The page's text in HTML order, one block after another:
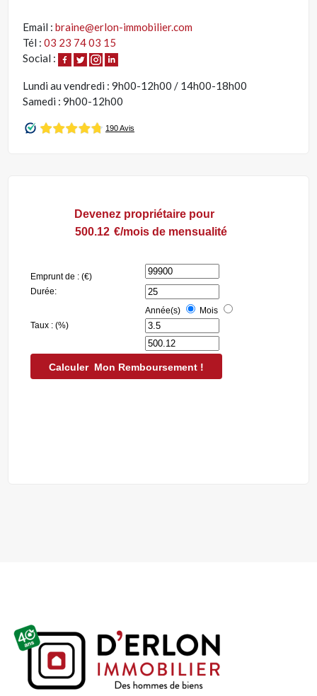
Email :braine@erlon-immobilier.com
Tél :03 23 74 03 15
Social :
Lundi au vendredi : 9h00-12h00 / 14h00-18h00
Samedi : 9h00-12h00